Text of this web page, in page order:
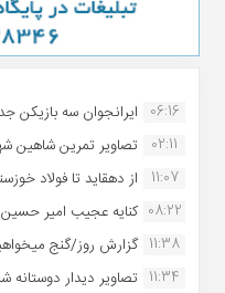
06:16 ایرانجوان سه بازیکن
02:11
تصاویر تمرین شاهین
11:07
از دهقاید تا فولاد
08:22 کنایه عجیب امیر
11:38 گزارش روز/گنج
11:34 تصاویر دیدار